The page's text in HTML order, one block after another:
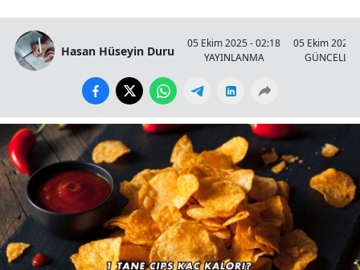
Hasan Hüseyin Duru
05 Ekim 2025 - 02:18
YAYINLANMA
05 Ekim 2025